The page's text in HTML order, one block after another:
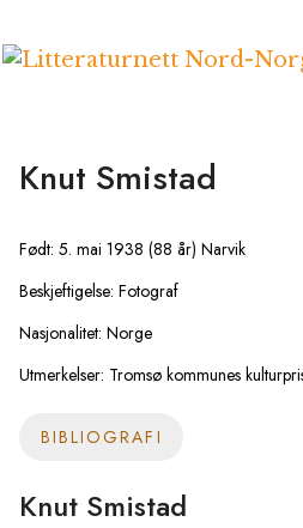
til
Knut Smistad
Født: 5. mai 1938 (88 år) Narvik
Beskjeftigelse: Fotograf
Nasjonalitet: Norge
Utmerkelser: Tromsø kommunes
BIBLIOGRAFI
Knut Smistad